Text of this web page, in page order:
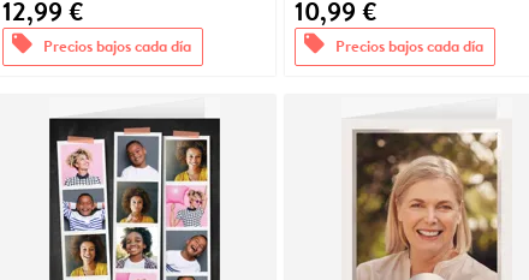
12,99 €
offers Precios bajos cada día
10,99 €
offers Precios bajos cada día